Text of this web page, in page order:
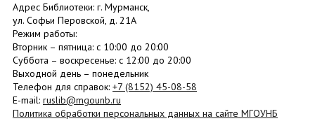
Адрес Библиотеки: г. Мурманск,
ул. Софьи Перовской, д. 21А
Режим работы:
Вторник – пятница: с 10:00 до 20:00
Суббота – воскресенье: c 12:00 до 20:00
Выходной день – понедельник
Телефон для справок: +7 (8152) 45-08-58
E-mail: ruslib@mgounb.ru
Политика обработки персональных данных на сайте МГОУНБ